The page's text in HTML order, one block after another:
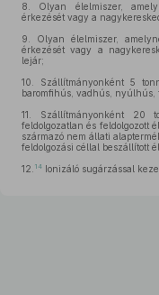
8.
Olyan élelmiszer,
érkezését vagy a
9.
Olyan élelmiszer,
érkezését vagy a
lejár;
10.
Szállítmányonként 5
baromfihús, vadhús, nyúlhús,
11.
Szállítmányonként 20
feldolgozatlan és feldolgozott
származó nem állati
feldolgozási céllal beszállított
12. 14 Ionizáló sugárzással